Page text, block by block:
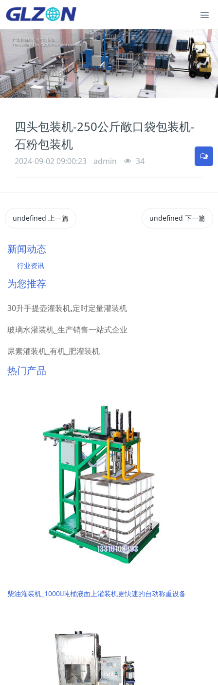
四头包装机-250公斤敞口袋包装机-
石粉包装机
2024-09-02 09:00:23 admin 34
undefined 上一篇 undefined 下一篇
新闻动态
行业资讯
为您推荐
30升手提壶灌装机,定时定量灌装机
玻璃水灌装机_生产销售一站式企业
尿素灌装机_有机_肥灌装机
热门产品
柴油灌装机_1000L吨桶液面上灌装机更快速的自动称重设备